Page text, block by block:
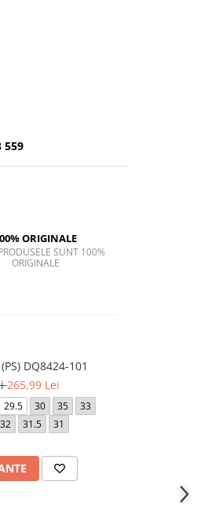
559
ORIGINALE
SUNT 100%
ORIGINALE
DQ8424-101
265,99 Lei
29.5 30 35
33
32 31.5 31